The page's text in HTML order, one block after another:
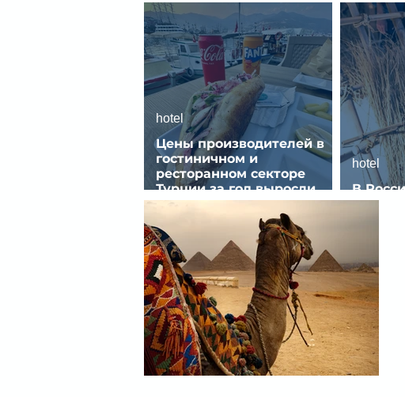
Цены производителей в
гостиничном и
ресторанном секторе
Турции за год выросли
почти на 32%
hotel
В
спрос
hotel